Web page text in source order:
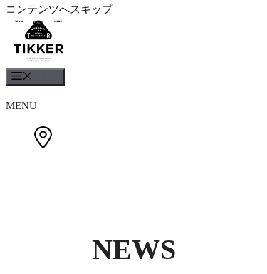
コンテンツへスキップ
MENU
NEWS